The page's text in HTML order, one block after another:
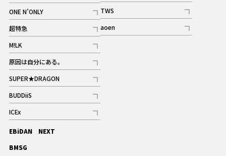
記事
ONE N’ONLY
記事
超特急
記事
M!LK
記事
原因は自分にある。
記事
SUPER★DRAGON
記事
BUDDiiS
記事
ICEx
記事
EBiDAN NEXT
BMSG
記事
TWS
記事
aoen
記事